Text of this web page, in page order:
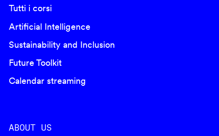
Tutti i corsi
Artificial Intelligence
Sustainability and Inclusion
Future Toolkit
Calendar streaming
ABOUT US